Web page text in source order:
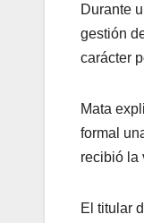
Durante
gestión
carácter
Mata
formal
recibió la
El titular